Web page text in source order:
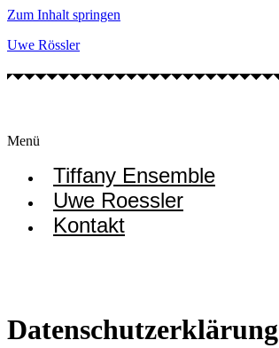
Zum Inhalt springen
Uwe Rössler
Menü
Tiffany Ensemble
Uwe Roessler
Kontakt
Datenschutzerklärung